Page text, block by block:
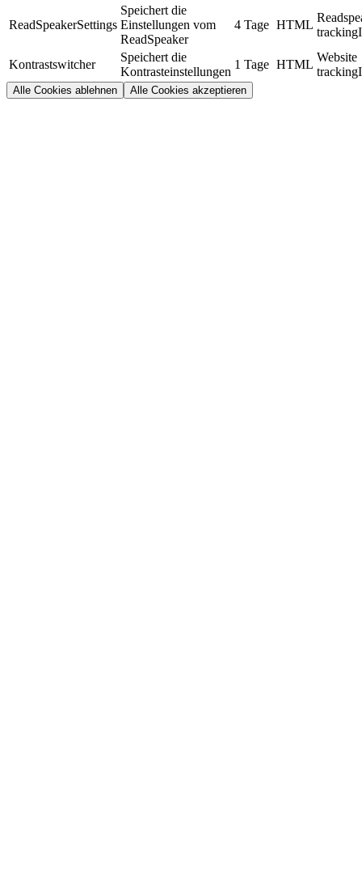
ReadSpeakerSettings
Speichert die
Einstellungen vom
ReadSpeaker
4 Tage HTML
Kontrastswitcher
Speichert die
Kontrasteinstellungen
1 Tage HTML
Website
Alle Cookies ablehnen Alle Cookies akzeptieren